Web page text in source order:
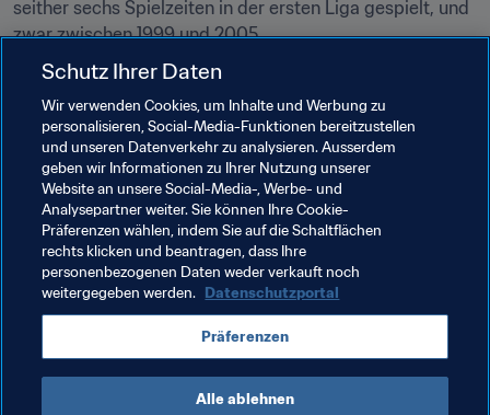
seither sechs Spielzeiten in der ersten Liga gespielt, und
zwar zwischen 1999 und 2005.
Atenas ist hingegen erst 2002 in den Profifussball
eingestiegen und war bis heute drei Mal in der höchsten
Spielklasse aktiv. Dieses Jahr ist dem Team erneut der
Aufstieg gelungen, und 2018 wird Atenas als einziger
Verein aus dem Landesinneren Uruguays in der ersten
Liga spielen. Beide Teams sind bereits über 80 Mal im
Lokalderby gegeneinander angetreten.
Verwandte Themen
FIFA U-17-Frauen-Weltmeisterschaft Uruguay 2018
Schutz Ihrer Daten
Wir verwenden Cookies, um Inhalte und Werbung zu
personalisieren, Social-Media-Funktionen bereitzustellen
und unseren Datenverkehr zu analysieren. Ausserdem
geben wir Informationen zu Ihrer Nutzung unserer
Website an unsere Social-Media-, Werbe- und
Analysepartner weiter. Sie können Ihre Cookie-
Präferenzen wählen, indem Sie auf die Schaltflächen
rechts klicken und beantragen, dass Ihre
personenbezogenen Daten weder verkauft noch
weitergegeben werden. Datenschutzportal
Präferenzen
Alle ablehnen